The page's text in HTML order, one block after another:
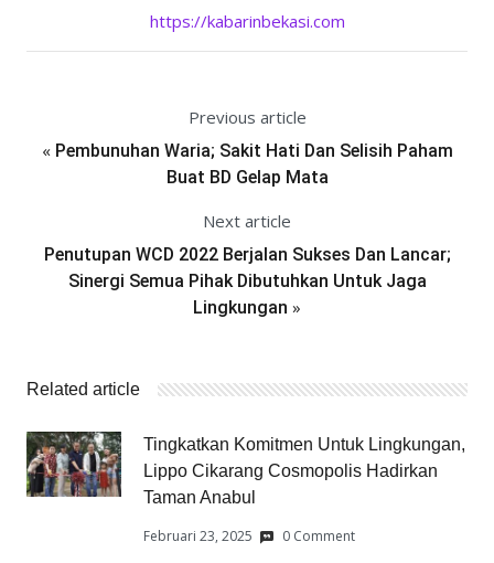
https://kabarinbekasi.com
Previous article
« Pembunuhan Waria; Sakit Hati Dan Selisih Paham
Buat BD Gelap Mata
Next article
Penutupan WCD 2022 Berjalan Sukses Dan Lancar;
Sinergi Semua Pihak Dibutuhkan Untuk Jaga
Lingkungan »
Related article
Tingkatkan Komitmen Untuk Lingkungan,
Lippo Cikarang Cosmopolis Hadirkan
Taman Anabul
Februari 23, 2025 0 Comment